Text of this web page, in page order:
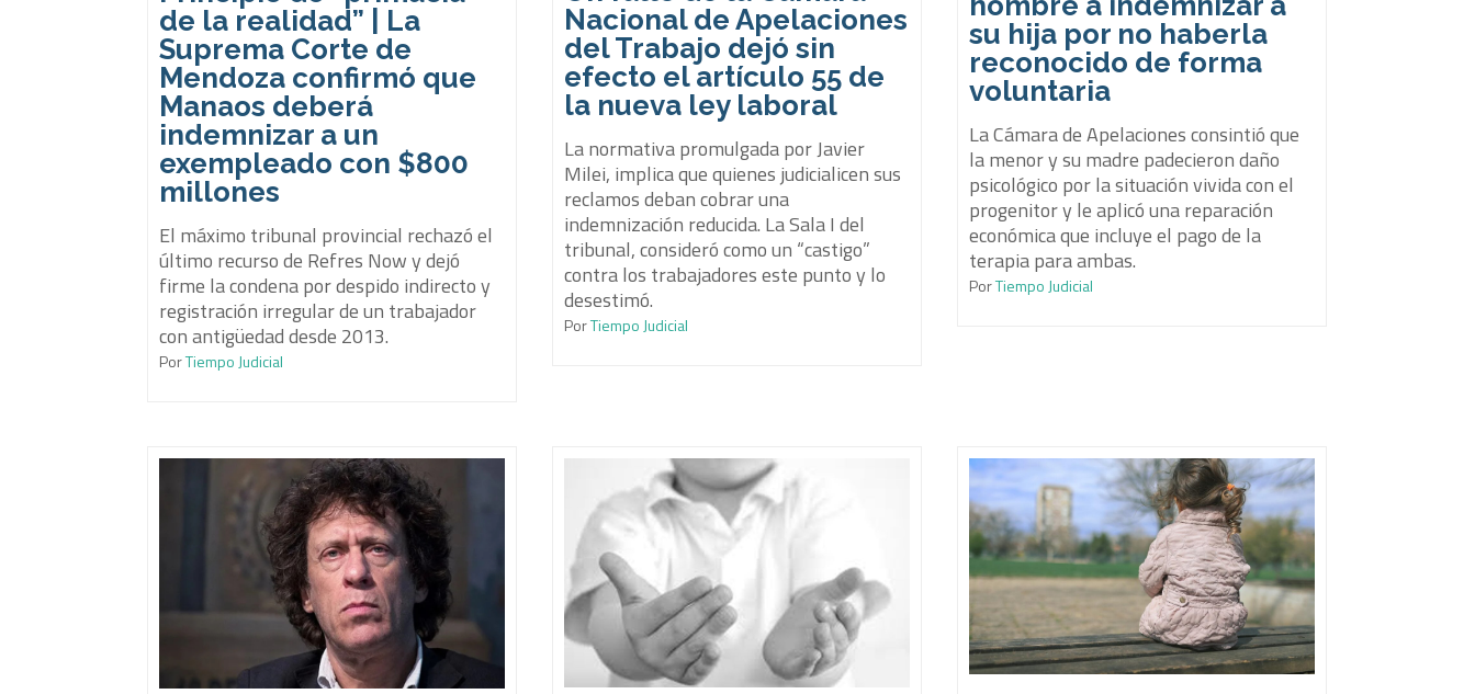
de la realidad” | La
Suprema Corte de
Mendoza confirmó que
Manaos deberá
indemnizar a un
exempleado con $800
millones
El máximo tribunal provincial rechazó el
último recurso de Refres Now y dejó
firme la condena por despido indirecto y
registración irregular de un trabajador
con antigüedad desde 2013.
PorTiempo Judicial
Nacional de Apelaciones
del Trabajo dejó sin
efecto el artículo 55 de
la nueva ley laboral
La normativa promulgada por Javier
Milei, implica que quienes judicialicen sus
reclamos deban cobrar una
indemnización reducida. La Sala I del
tribunal, consideró como un “castigo”
contra los trabajadores este punto y lo
desestimó.
PorTiempo Judicial
su hija por no haberla
reconocido de forma
voluntaria
La Cámara de Apelaciones consintió que
la menor y su madre padecieron daño
psicológico por la situación vivida con el
progenitor y le aplicó una reparación
económica que incluye el pago de la
terapia para ambas.
PorTiempo Judicial